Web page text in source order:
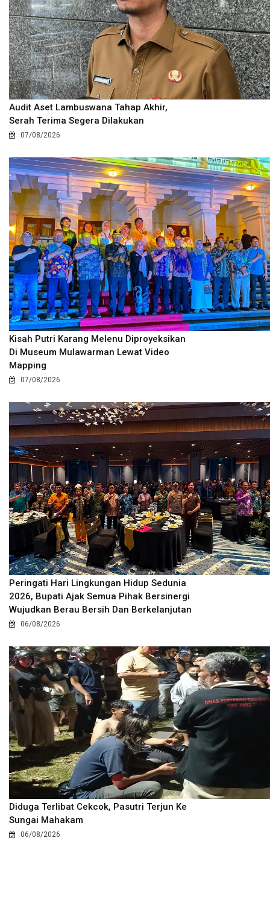
Audit Aset Lambuswana Tahap Akhir,
Serah Terima Segera Dilakukan
07/08/2026
Kisah Putri Karang Melenu Diproyeksikan
Di Museum Mulawarman Lewat Video
Mapping
07/08/2026
Peringati Hari Lingkungan Hidup Sedunia
2026, Bupati Ajak Semua Pihak Bersinergi
Wujudkan Berau Bersih Dan Berkelanjutan
06/08/2026
Diduga Terlibat Cekcok, Pasutri Terjun Ke
Sungai Mahakam
06/08/2026